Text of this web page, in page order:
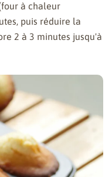
à chaleur
puis réduire la
2 à 3 minutes jusqu'à